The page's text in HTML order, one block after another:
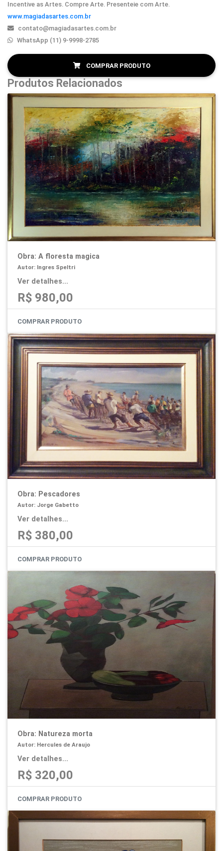
Incentive as Artes. Compre Arte. Presenteie com Arte.
www.magiadasartes.com.br
contato@magiadasartes.com.br
WhatsApp (11) 9-9998-2785
COMPRAR PRODUTO
Produtos Relacionados
Obra: A floresta magica
Autor: Ingres Speltri
Ver detalhes...
R$ 980,00
COMPRAR PRODUTO
Obra: Pescadores
Autor: Jorge Gabetto
Ver detalhes...
R$ 380,00
COMPRAR PRODUTO
Obra: Natureza morta
Autor: Hercules de Araujo
Ver detalhes...
R$ 320,00
COMPRAR PRODUTO